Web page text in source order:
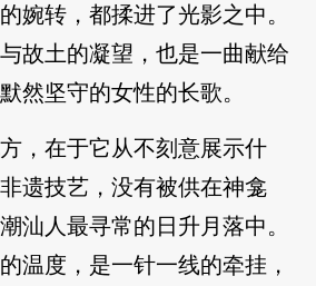
婉转，都揉进了光影之中。
故土的凝望，也是一曲献给
然坚守的女性的长歌。
，在于它从不刻意展示什
遗技艺，没有被供在神龛
汕人最寻常的日升月落中。
温度，是一针一线的牵挂，